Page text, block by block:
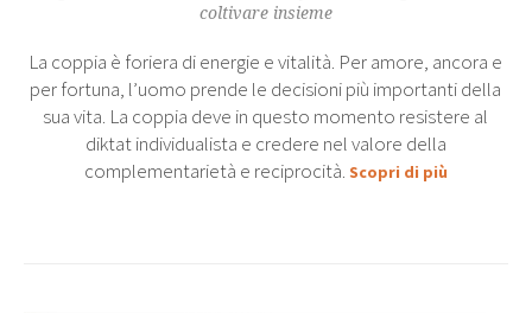
coltivare insieme
La coppia è foriera di energie e vitalità. Per amore, ancora e
per fortuna, l’uomo prende le decisioni più importanti della
sua vita. La coppia deve in questo momento resistere al
diktat individualista e credere nel valore della
complementarietà e reciprocità. Scopri di più